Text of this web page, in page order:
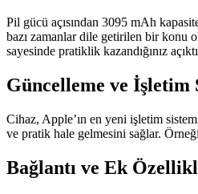
Pil gücü açısından 3095 mAh
bazı zamanlar dile getirilen bir konu
sayesinde pratiklik kazandığınız
Güncelleme ve İşletim
Cihaz, Apple’ın en yeni işletim
ve pratik hale gelmesini sağlar.
Bağlantı ve Ek